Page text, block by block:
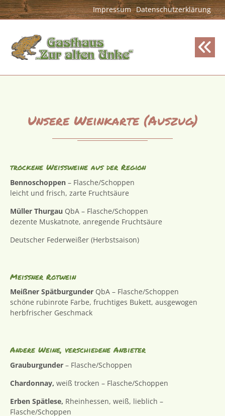
Impressum Datenschutzerklärung
Unsere Weinkarte (Auszug)
trockene Weißweine aus der Region
Bennoschoppen – Flasche/Schoppen
leicht und frisch, zarte Fruchtsäure
Müller Thurgau QbA – Flasche/Schoppen
dezente Muskatnote, anregende Fruchtsäure
Deutscher Federweißer (Herbstsaison)
Meißner Rotwein
Meißner Spätburgunder QbA – Flasche/Schoppen
schöne rubinrote Farbe, fruchtiges Bukett, ausgewogen
herbfrischer Geschmack
Andere Weine, verschiedene Anbieter
Grauburgunder – Flasche/Schoppen
Chardonnay, weiß trocken – Flasche/Schoppen
Erben Spätlese, Rheinhessen, weiß, lieblich –
Flasche/Schoppen